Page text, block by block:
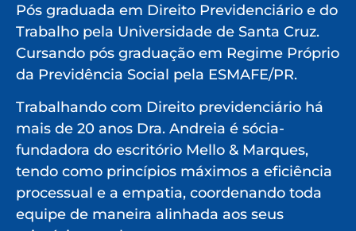
Pós graduada em Direito Previdenciário e do
Trabalho pela Universidade de Santa Cruz.
Cursando pós graduação em Regime Próprio
da Previdência Social pela ESMAFE/PR.
Trabalhando com Direito previdenciário há
mais de 20 anos Dra. Andreia é sócia-
fundadora do escritório Mello & Marques,
tendo como princípios máximos a eficiência
processual e a empatia, coordenando toda
equipe de maneira alinhada aos seus